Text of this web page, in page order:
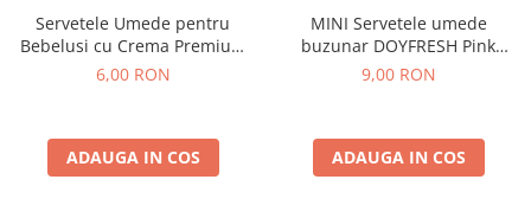
Servetele Umede pentru
Bebelusi cu Crema Premium
Ultra Soft Aquella 120 buc
6,00 RON
ADAUGA IN COS
MINI Servetele umede
buzunar DOYFRESH Pink
Sensitive – 8 pachete x 8
9,00 RON
ADAUGA IN COS